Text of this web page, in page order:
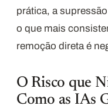
prática, a
o que mais
remoção direta é
O Risco que
Como as IAs